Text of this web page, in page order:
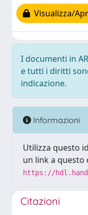
Visualizza/
I documenti in
e tutti i diritti
indicazione.
Informazioni
Utilizza questo
un link a questo
https://
Citazioni